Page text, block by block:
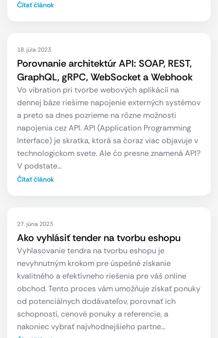
Čítať článok
18. júla 2023
Porovnanie architektúr API: SOAP, REST,
GraphQL, gRPC, WebSocket a Webhook
Vo vibration pri tvorbe webových aplikácií na
dennej báze riešime napojenie externých systémov
a preto sa dnes pozrieme na rôzne možnosti
napojenia cez API. API (Application Programming
Interface) je skratka, ktorá sa čoraz viac objavuje v
technologickom svete. Ale čo presne znamená API?
V podstate…
Čítať článok
27. júna 2023
Ako vyhlásiť tender na tvorbu eshopu
Vyhlasovanie tendra na tvorbu eshopu je
nevyhnutným krokom pre úspešné získanie
kvalitného a efektívneho riešenia pre váš online
obchod. Tento proces vám umožňuje získať ponuky
od potenciálnych dodávateľov, porovnať ich
schopnosti, cenové ponuky a referencie, a
nakoniec vybrať najvhodnejšieho partne…